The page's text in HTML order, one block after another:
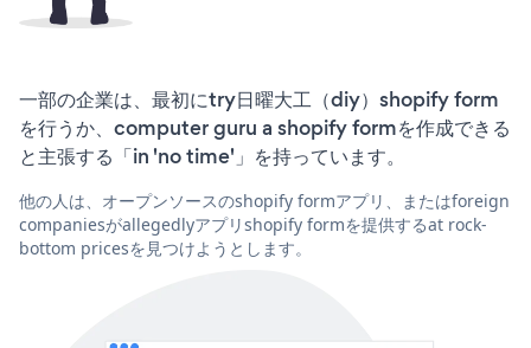
一部の企業は、最初にtry日曜大工（diy）shopify form
を行うか、computer guru a shopify formを作成できる
と主張する「in 'no time'」を持っています。
他の人は、オープンソースのshopify formアプリ、またはforeign
companiesがallegedlyアプリshopify formを提供するat rock-
bottom pricesを見つけようとします。